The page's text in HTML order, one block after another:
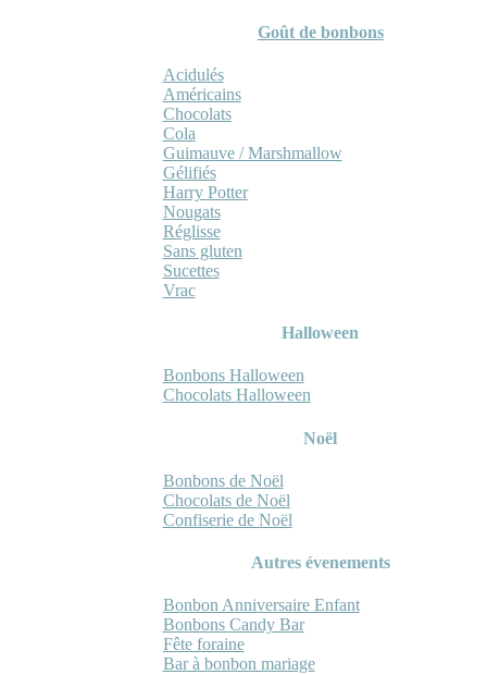
Goût de bonbons
Acidulés
Américains
Chocolats
Cola
Guimauve / Marshmallow
Gélifiés
Harry Potter
Nougats
Réglisse
Sans gluten
Sucettes
Vrac
Halloween
Bonbons Halloween
Chocolats Halloween
Noël
Bonbons de Noël
Chocolats de Noël
Confiserie de Noël
Autres évenements
Bonbon Anniversaire Enfant
Bonbons Candy Bar
Fête foraine
Bar à bonbon mariage